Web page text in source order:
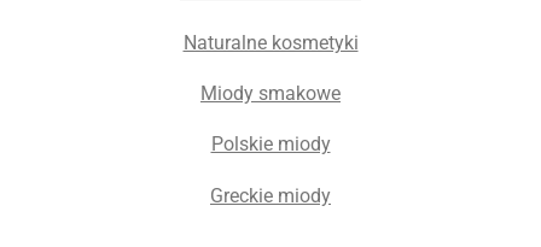
Naturalne kosmetyki
Miody smakowe
Polskie miody
Greckie miody